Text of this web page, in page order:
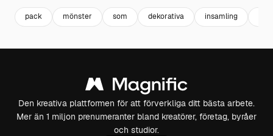
pack mönster som dekorativa insamling
Den kreativa plattformen för att förverkliga ditt bästa arbete.
Mer än 1 miljon prenumeranter bland kreatörer, företag, byråer
och studior.